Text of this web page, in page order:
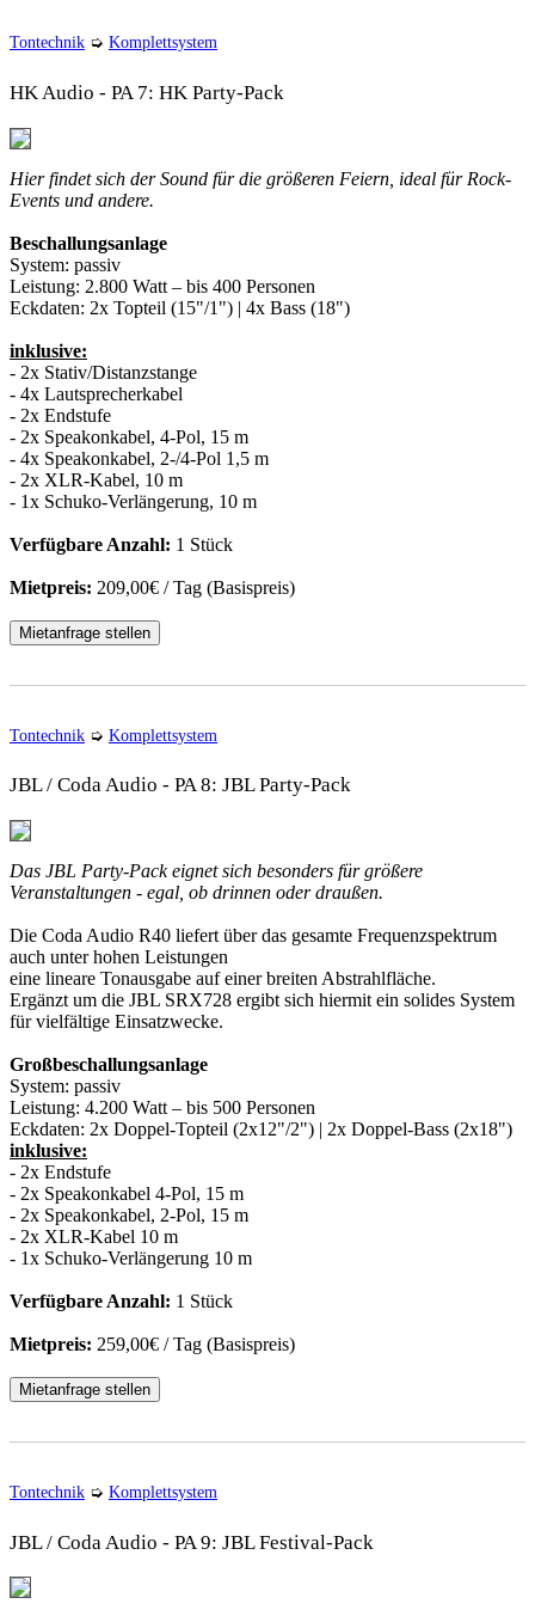
Tontechnik ➭ Komplettsystem
HK Audio - PA 7: HK Party-Pack
Hier findet sich der Sound für die größeren Feiern, ideal für Rock-
Events und andere.
Beschallungsanlage
System: passiv
Leistung: 2.800 Watt – bis 400 Personen
Eckdaten: 2x Topteil (15"/1") | 4x Bass (18")
inklusive:
- 2x Stativ/Distanzstange
- 4x Lautsprecherkabel
- 2x Endstufe
- 2x Speakonkabel, 4-Pol, 15 m
- 4x Speakonkabel, 2-/4-Pol 1,5 m
- 2x XLR-Kabel, 10 m
- 1x Schuko-Verlängerung, 10 m
Verfügbare Anzahl: 1 Stück
Mietpreis: 209,00€ / Tag (Basispreis)
Mietanfrage stellen
Tontechnik ➭ Komplettsystem
JBL / Coda Audio - PA 8: JBL Party-Pack
Das JBL Party-Pack eignet sich besonders für größere
Veranstaltungen - egal, ob drinnen oder draußen.
Die Coda Audio R40 liefert über das gesamte Frequenzspektrum
auch unter hohen Leistungen
eine lineare Tonausgabe auf einer breiten Abstrahlfläche.
Ergänzt um die JBL SRX728 ergibt sich hiermit ein solides System
für vielfältige Einsatzwecke.
Großbeschallungsanlage
System: passiv
Leistung: 4.200 Watt – bis 500 Personen
Eckdaten: 2x Doppel-Topteil (2x12"/2") | 2x Doppel-Bass (2x18")
inklusive:
- 2x Endstufe
- 2x Speakonkabel 4-Pol, 15 m
- 2x Speakonkabel, 2-Pol, 15 m
- 2x XLR-Kabel 10 m
- 1x Schuko-Verlängerung 10 m
Verfügbare Anzahl: 1 Stück
Mietpreis: 259,00€ / Tag (Basispreis)
Mietanfrage stellen
Tontechnik ➭ Komplettsystem
JBL / Coda Audio - PA 9: JBL Festival-Pack